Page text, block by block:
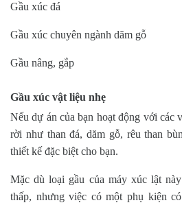
Gầu xúc đá
Gầu xúc chuyên ngành dăm gỗ
Gầu nâng, gắp
Gầu xúc vật liệu nhẹ
Nếu dự án của bạn hoạt động với các
rời như than đá, dăm gỗ, rêu than
thiết kế đặc biệt cho bạn.
Mặc dù loại gầu của máy xúc lật
thấp, nhưng việc có một phụ kiện